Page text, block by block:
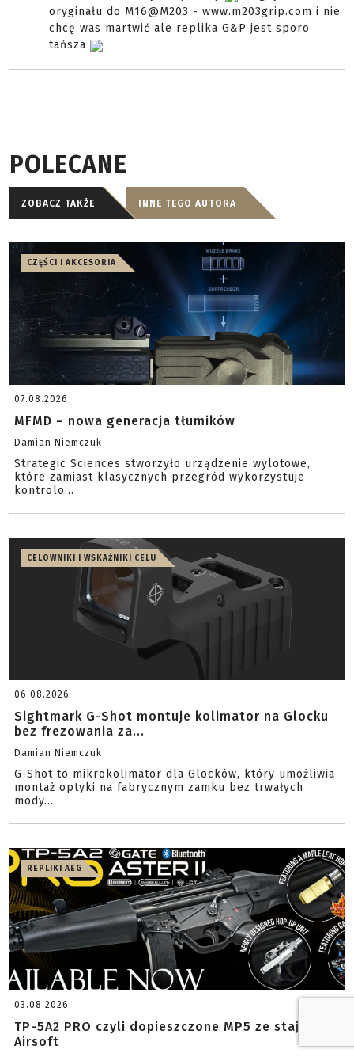
oryginału do M16@M203 - www.m203grip.com i nie
chcę was martwić ale replika G&P jest sporo
tańsza
POLECANE
ZOBACZ TAKŻE INNE TEGO AUTORA
CZĘŚCI I AKCESORIA
07.08.2026
MFMD – nowa generacja tłumików
Damian Niemczuk
Strategic Sciences stworzyło urządzenie wylotowe,
które zamiast klasycznych przegród wykorzystuje
kontrolo...
CELOWNIKI I WSKAŹNIKI CELU
06.08.2026
Sightmark G-Shot montuje kolimator na Glocku
bez frezowania za...
Damian Niemczuk
G-Shot to mikrokolimator dla Glocków, który umożliwia
montaż optyki na fabrycznym zamku bez trwałych
mody...
REPLIKI AEG
03.08.2026
TP-5A2 PRO czyli dopieszczone MP5 ze stajni LCT
Airsoft